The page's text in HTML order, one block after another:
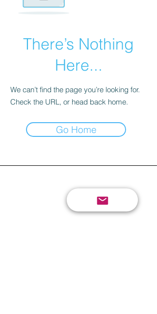
There’s Nothing
Here...
We can’t find the page you’re looking for.
Check the URL, or head back home.
Go Home